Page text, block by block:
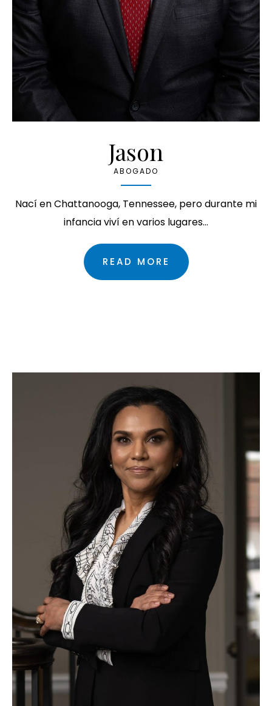
Jason
ABOGADO
Nací en Chattanooga, Tennessee, pero durante mi
infancia viví en varios lugares…
READ MORE